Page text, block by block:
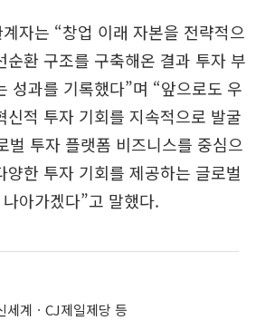
자는 “창업 이래 자본을 전략적으
순환 구조를 구축해온 결과 투자 부
성과를 기록했다”며 “앞으로도 우
신적 투자 기회를 지속적으로 발굴
벌 투자 플랫폼 비즈니스를 중심으
양한 투자 기회를 제공하는 글로벌
아가겠다”고 말했다.
세계ㆍCJ제일제당 등